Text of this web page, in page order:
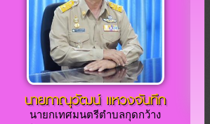
นายภาณุวัฒน์ เเหวงจันทึก
นายกเทศมนตรีตำบลกุดกว้าง